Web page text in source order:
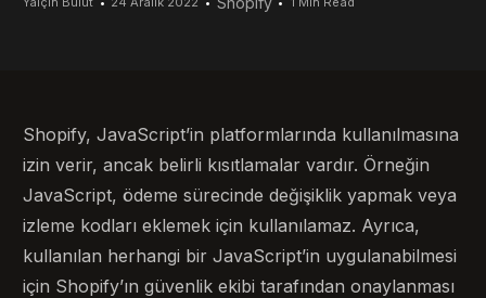
Shopify, JavaScript’in platformlarında kullanılmasına
izin verir, ancak belirli kısıtlamalar vardır. Örneğin
JavaScript, ödeme sürecinde değişiklik yapmak veya
izleme kodları eklemek için kullanılamaz. Ayrıca,
kullanılan herhangi bir JavaScript’in uygulanabilmesi
için Shopify’ın güvenlik ekibi tarafından onaylanması